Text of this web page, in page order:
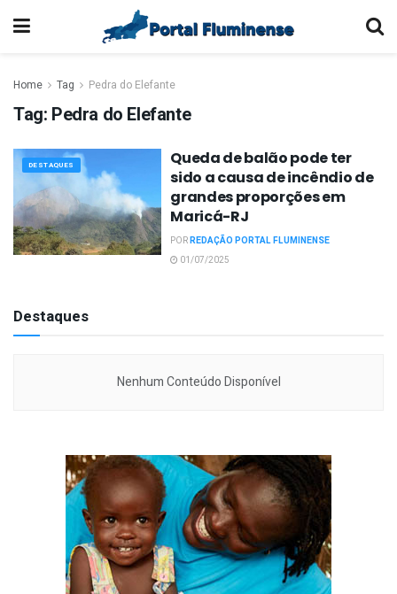
Home Tag Pedra do Elefante
Tag: Pedra do Elefante
DESTAQUES
Queda de balão pode ter
sido a causa de incêndio de
grandes proporções em
Maricá-RJ
PORREDAÇÃO PORTAL FLUMINENSE
01/07/2025
Destaques
Nenhum Conteúdo Disponível